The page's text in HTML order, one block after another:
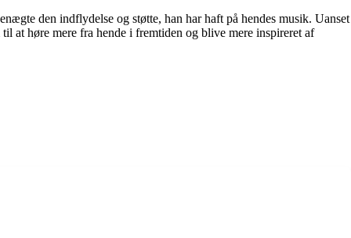
den indflydelse og støtte, han har haft på hendes musik. Uanset
at høre mere fra hende i fremtiden og blive mere inspireret af